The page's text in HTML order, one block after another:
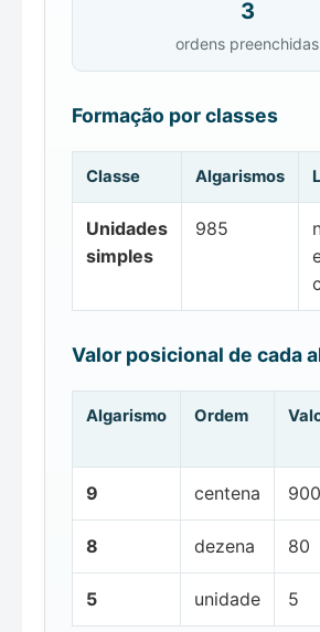
3
ordens preenchidas
Formação por classes
Classe Algarismos
Unidades
simples
985
Valor posicional de cada
Algarismo Ordem
9 centena 900
8 dezena 80
5 unidade 5